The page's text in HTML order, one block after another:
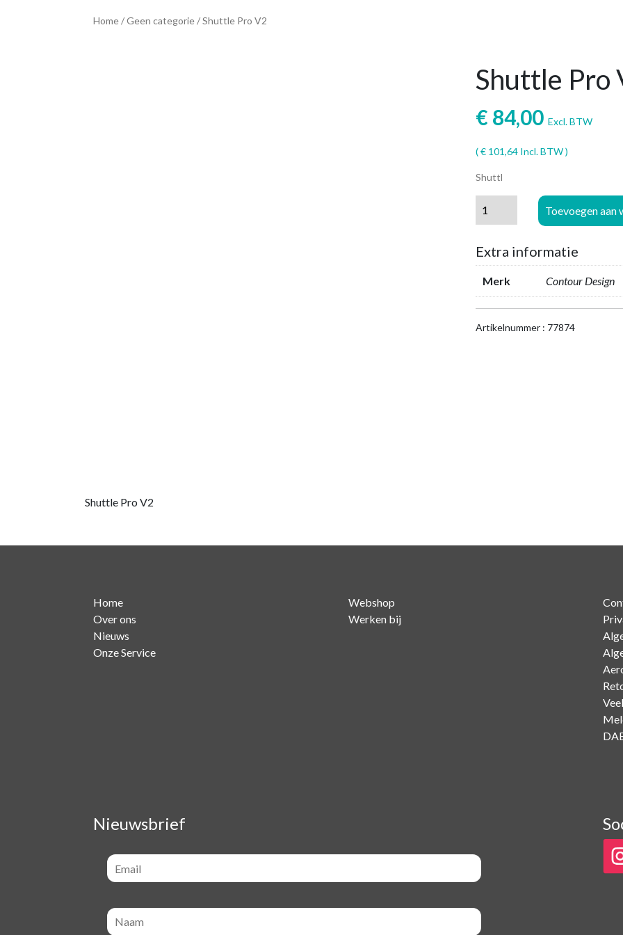
Home/Geen categorie/ Shuttle Pro V2
Shuttle Pro
€ 84,00 Excl. BTW
(€ 101,64 Incl. BTW )
Shuttl
aantal
Toevoegen aan
Extra informatie
Merk Contour Design
Artikelnummer : 77874
Shuttle Pro V2
Home
Over ons
Nieuws
Onze Service
Webshop
Werken bij
Nieuwsbrief